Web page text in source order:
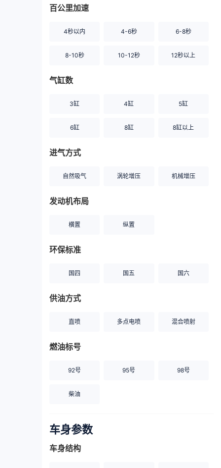
百公里加速
4秒以内 4-6秒 6-8秒
8-10秒 10-12秒 12秒以上
气缸数
3缸 4缸 5缸
6缸 8缸 8缸以上
进气方式
自然吸气 涡轮增压 机械增压
发动机布局
横置 纵置
环保标准
国四 国五 国六
供油方式
直喷 多点电喷 混合喷射
燃油标号
92号 95号 98号
柴油
车身参数
车身结构